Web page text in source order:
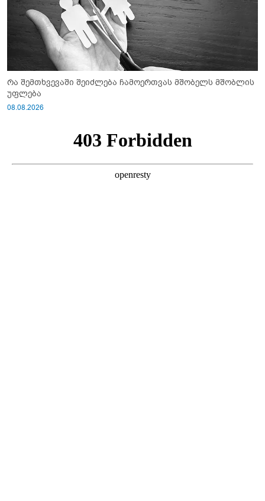
რა შემთხვევაში შეიძლება ჩამოერთვას მშობელს მშობლის
უფლება
08.08.2026